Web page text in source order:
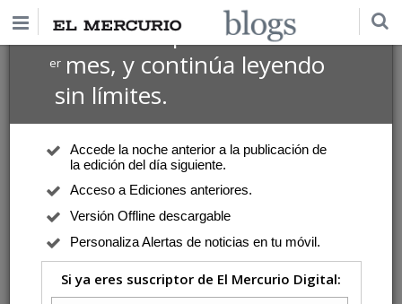
Suscríbete por $1 USD
ermes, y continúa leyendo
sin límites.
Accede la noche anterior a la publicación de
la edición del día siguiente.
Acceso a Ediciones anteriores.
Versión Offline descargable
Personaliza Alertas de noticias en tu móvil.
Si ya eres suscriptor de El Mercurio Digital: